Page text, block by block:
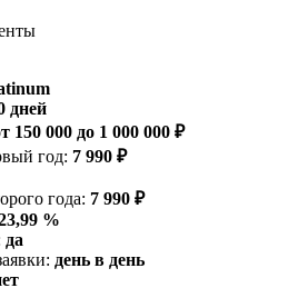
дней
150 000 до 1 000 000 ₽
год: 7 990 ₽
года: 7 990 ₽
%
да
день в день